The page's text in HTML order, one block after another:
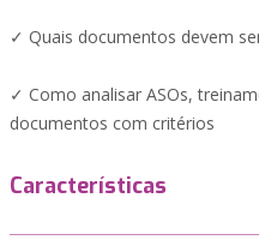
✓ Quais documentos devem
✓ Como analisar ASOs,
documentos com critérios
Características